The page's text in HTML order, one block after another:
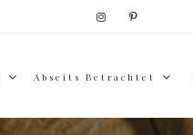
Abseits Betrachtet